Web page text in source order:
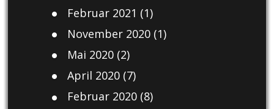
Februar 2021 (1)
November 2020(1)
Mai 2020(2)
April 2020(7)
Februar 2020(8)